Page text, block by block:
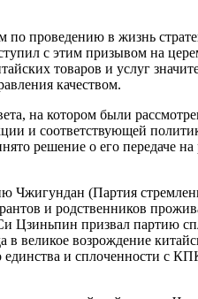
проведению в жизнь
с этим призывом на
товаров и услуг
качеством.
на котором были
и соответствующей
решение о его передаче
(Партия
и родственников
призвал партию
великое возрождение
и сплоченности с